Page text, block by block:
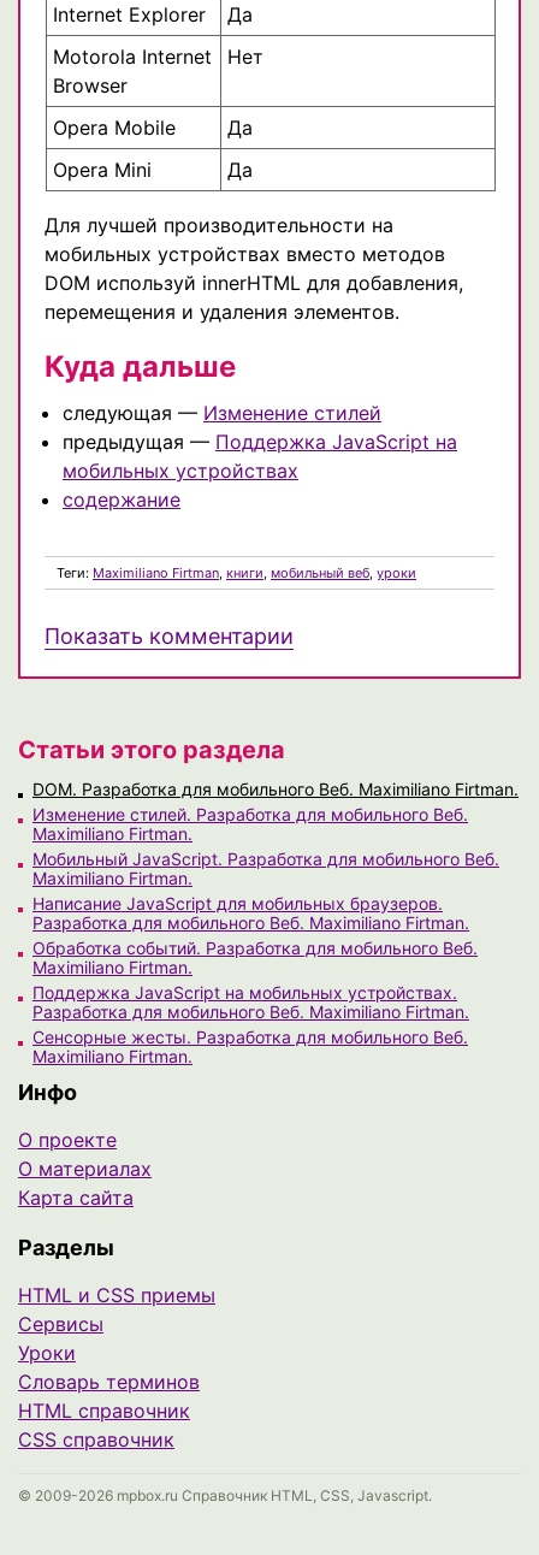
Internet Explorer
Да
Motorola Internet
Browser
Нет
Opera Mobile
Да
Opera Mini
Да
Для лучшей производительности на
мобильных устройствах вместо методов
DOM используй innerHTML для добавления,
перемещения и удаления элементов.
Куда дальше
следующая — Изменение стилей
предыдущая — Поддержка JavaScript на
мобильных устройствах
содержание
Теги: Maximiliano Firtman, книги, мобильный веб, уроки
Показать комментарии
Статьи этого раздела
DOM. Разработка для мобильного Веб. Maximiliano Firtman.
Изменение стилей. Разработка для мобильного Веб.
Maximiliano Firtman.
Мобильный JavaScript. Разработка для мобильного Веб.
Maximiliano Firtman.
Написание JavaScript для мобильных браузеров.
Разработка для мобильного Веб. Maximiliano Firtman.
Обработка событий. Разработка для мобильного Веб.
Maximiliano Firtman.
Поддержка JavaScript на мобильных устройствах.
Разработка для мобильного Веб. Maximiliano Firtman.
Сенсорные жесты. Разработка для мобильного Веб.
Maximiliano Firtman.
Инфо
О проекте
О материалах
Карта сайта
Разделы
HTML и CSS приемы
Сервисы
Уроки
Cловарь терминов
HTML справочник
CSS справочник
© 2009-2026 mpbox.ru Справочник HTML, CSS, Javascript.